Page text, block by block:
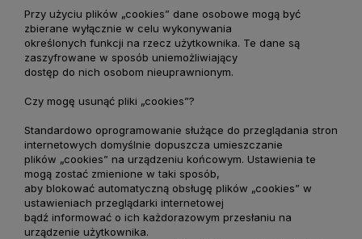
Przy użyciu plików „cookies” dane osobowe mogą być
zbierane wyłącznie w celu wykonywania
określonych funkcji na rzecz użytkownika. Te dane są
zaszyfrowane w sposób uniemożliwiający
dostęp do nich osobom nieuprawnionym.
Czy mogę usunąć pliki „cookies”?
Standardowo oprogramowanie służące do przeglądania stron
internetowych domyślnie dopuszcza umieszczanie
plików „cookies” na urządzeniu końcowym. Ustawienia te
mogą zostać zmienione w taki sposób,
aby blokować automatyczną obsługę plików „cookies” w
ustawieniach przeglądarki internetowej
bądź informować o ich każdorazowym przesłaniu na
urządzenie użytkownika.